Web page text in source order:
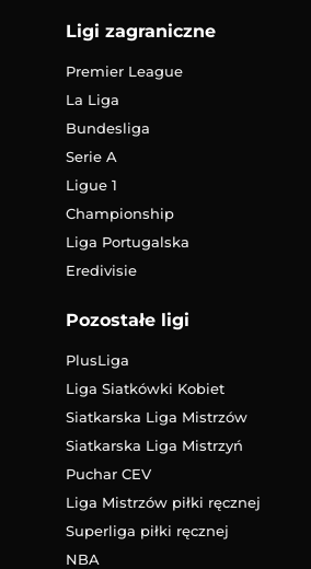
Ligi zagraniczne
Premier League
La Liga
Bundesliga
Serie A
Ligue 1
Championship
Liga Portugalska
Eredivisie
Pozostałe ligi
PlusLiga
Liga Siatkówki Kobiet
Siatkarska Liga Mistrzów
Siatkarska Liga Mistrzyń
Puchar CEV
Liga Mistrzów piłki ręcznej
Superliga piłki ręcznej
NBA